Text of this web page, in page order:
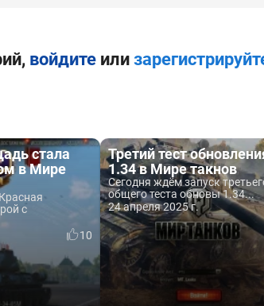
войдитеили
стала
в Мире
с
10
Третий тест
1.34 в Мире такнов
Сегодня ждём запуск
общего теста обновы 1.34...
24 апреля 2025 г.